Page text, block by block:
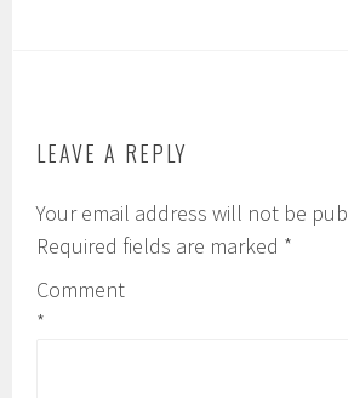
LEAVE A REPLY
Your email address will not be
Required fields are marked *
Comment
*